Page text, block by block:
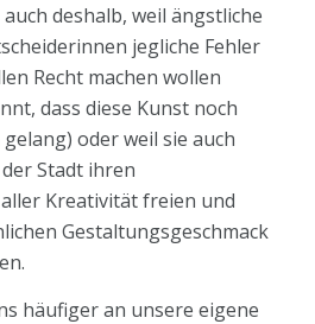
deshalb, weil ängstliche
jegliche Fehler
Recht machen wollen
dass diese Kunst noch
oder weil sie auch
Stadt ihren
Kreativität freien und
Gestaltungsgeschmack
häufiger an unsere eigene